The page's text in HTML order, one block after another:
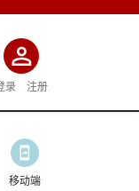
录 注册
移动端